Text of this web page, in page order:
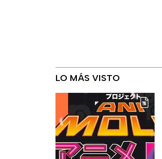
LO MÁS VISTO